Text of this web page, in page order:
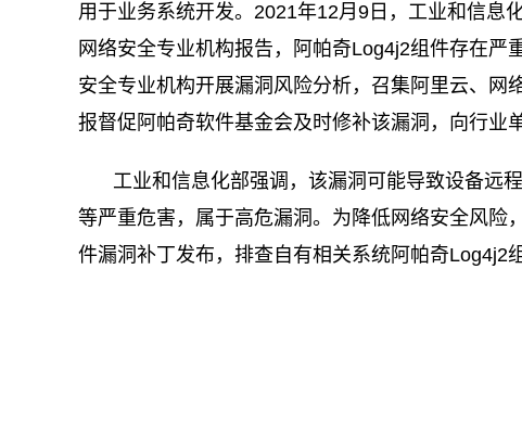
用于业务系统开发。 2021年12月9日，工业和信息
网络安全专业机构报告，阿帕奇Log4j2组件存在
安全专业机构开展漏洞风险分析，召集阿里云、网
报督促阿帕奇软件基金会及时修补该漏洞，向行业
工业和信息化部强调，该漏洞可能导致设备远
等严重危害，属于高危漏洞。为降低网络安全风险
件漏洞补丁发布，排查自有相关系统阿帕奇Log4j2